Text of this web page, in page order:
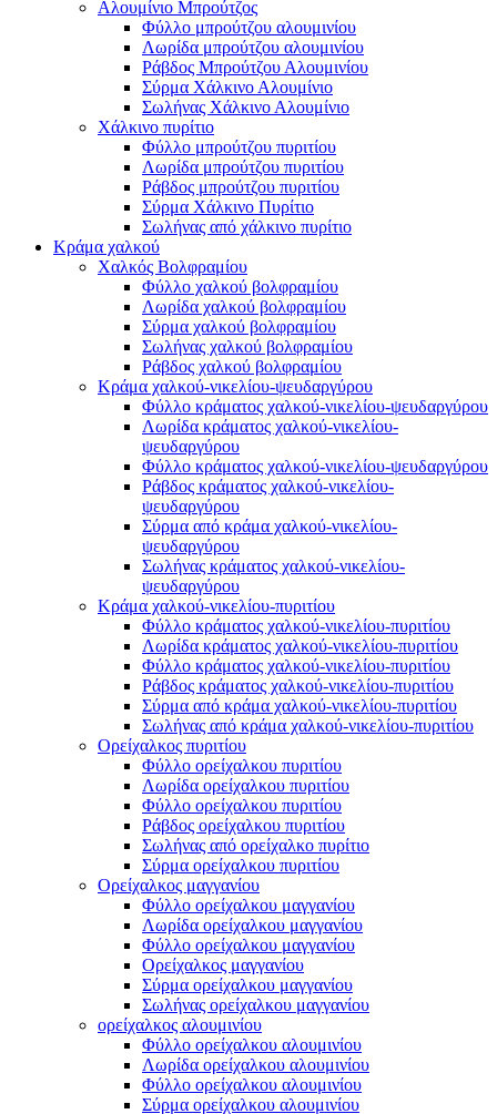
Αλουμίνιο Μπρούτζος
Φύλλο μπρούτζου αλουμινίου
Λωρίδα μπρούτζου αλουμινίου
Ράβδος Μπρούτζου Αλουμινίου
Σύρμα Χάλκινο Αλουμίνιο
Σωλήνας Χάλκινο Αλουμίνιο
Χάλκινο πυρίτιο
Φύλλο μπρούτζου πυριτίου
Λωρίδα μπρούτζου πυριτίου
Ράβδος μπρούτζου πυριτίου
Σύρμα Χάλκινο Πυρίτιο
Σωλήνας από χάλκινο πυρίτιο
Κράμα χαλκού
Χαλκός Βολφραμίου
Φύλλο χαλκού βολφραμίου
Λωρίδα χαλκού βολφραμίου
Σύρμα χαλκού βολφραμίου
Σωλήνας χαλκού βολφραμίου
Ράβδος χαλκού βολφραμίου
Κράμα χαλκού-νικελίου-ψευδαργύρου
Φύλλο κράματος χαλκού-νικελίου-ψευδαργύρου
Λωρίδα κράματος χαλκού-νικελίου-
ψευδαργύρου
Φύλλο κράματος χαλκού-νικελίου-ψευδαργύρου
Ράβδος κράματος χαλκού-νικελίου-
ψευδαργύρου
Σύρμα από κράμα χαλκού-νικελίου-
ψευδαργύρου
Σωλήνας κράματος χαλκού-νικελίου-
ψευδαργύρου
Κράμα χαλκού-νικελίου-πυριτίου
Φύλλο κράματος χαλκού-νικελίου-πυριτίου
Λωρίδα κράματος χαλκού-νικελίου-πυριτίου
Φύλλο κράματος χαλκού-νικελίου-πυριτίου
Ράβδος κράματος χαλκού-νικελίου-πυριτίου
Σύρμα από κράμα χαλκού-νικελίου-πυριτίου
Σωλήνας από κράμα χαλκού-νικελίου-πυριτίου
Ορείχαλκος πυριτίου
Φύλλο ορείχαλκου πυριτίου
Λωρίδα ορείχαλκου πυριτίου
Φύλλο ορείχαλκου πυριτίου
Ράβδος ορείχαλκου πυριτίου
Σωλήνας από ορείχαλκο πυρίτιο
Σύρμα ορείχαλκου πυριτίου
Ορείχαλκος μαγγανίου
Φύλλο ορείχαλκου μαγγανίου
Λωρίδα ορείχαλκου μαγγανίου
Φύλλο ορείχαλκου μαγγανίου
Ορείχαλκος μαγγανίου
Σύρμα ορείχαλκου μαγγανίου
Σωλήνας ορείχαλκου μαγγανίου
ορείχαλκος αλουμινίου
Φύλλο ορείχαλκου αλουμινίου
Λωρίδα ορείχαλκου αλουμινίου
Φύλλο ορείχαλκου αλουμινίου
Σύρμα ορείχαλκου αλουμινίου